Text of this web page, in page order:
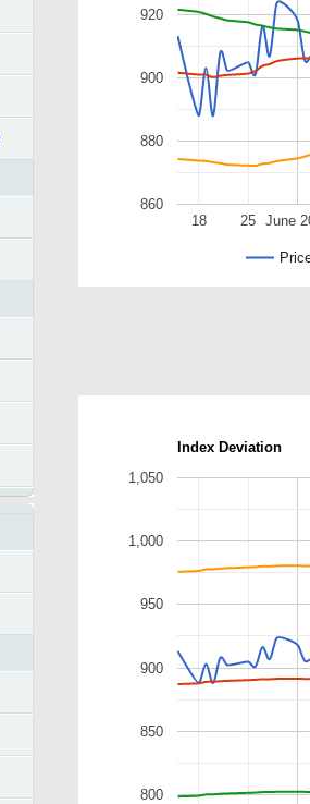
June
18 25
860
880
900
920
Index Deviation
800
850
900
950
1,000
1,050